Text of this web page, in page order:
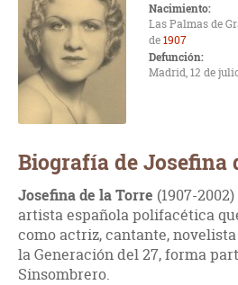
Nacimiento:
Las Palmas de
de1907
Defunción:
Madrid, 12 de
Biografía de Josefina
Josefina de la Torre (1907-
artista española polifacética
como actriz, cantante,
la Generación del 27, forma
Sinsombrero.